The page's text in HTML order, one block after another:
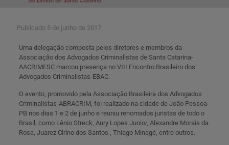
Publicado 5 de junho de 2017
Uma delegação composta pelos diretores e membros da
Associação dos Advogados Criminalistas de Santa Catarina-
AACRIMESC marcou presença no VIII Encontro Brasileiro dos
Advogados Criminalistas-EBAC.
O evento, promovido pela Associação Brasileira dos Advogados
Criminalistas-ABRACRIM, foi realizado na cidade de João Pessoa-
PB nos dias 1 e 2 de junho e reuniu renomados juristas de todo o
Brasil, como Lênio Streck, Aury Lopes Junior, Alexandre Morais da
Rosa, Juarez Cirino dos Santos , Thiago Minagé, entre outros.